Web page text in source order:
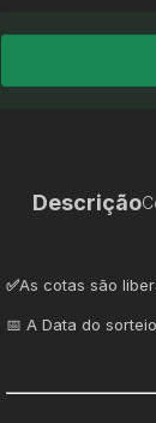
Descrição
✅As cotas são
📅 A Data do